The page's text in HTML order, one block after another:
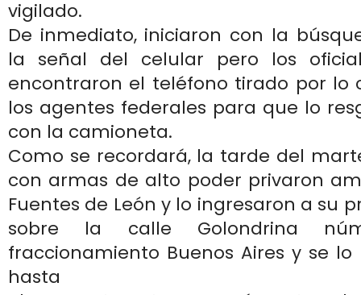
vigilado.
De inmediato, iniciaron con la
la señal del celular pero los
encontraron el teléfono tirado por lo
los agentes federales para que lo
con la camioneta.
Como se recordará, la tarde del
con armas de alto poder privaron
Fuentes de León y lo ingresaron a su
sobre la calle Golondrina
fraccionamiento Buenos Aires y se
hasta